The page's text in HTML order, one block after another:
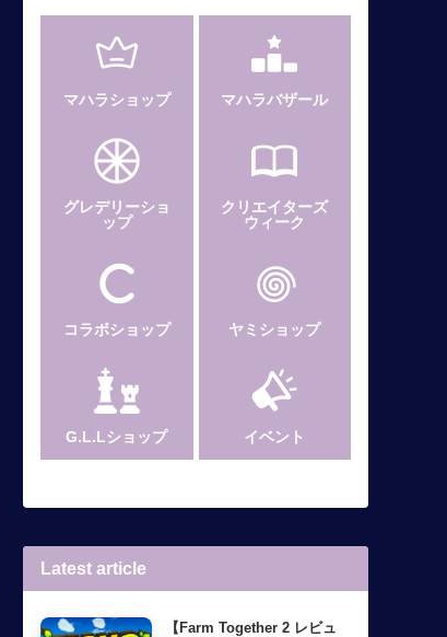
マハラショップ マハラバザール
グレデリーショ
ップ
クリエイターズ
ウィーク
コラボショップ ヤミショップ
G.L.Lショップ イベント
Latest article
【Farm Together 2 レビュ